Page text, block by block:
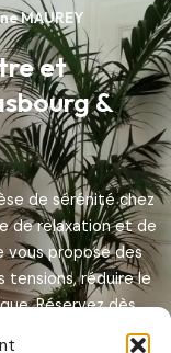
MAUREY
et
&
de sérénité chez
de relaxation et de
vous propose des
tensions, réduire le
Réservez dès
Alsace pour une